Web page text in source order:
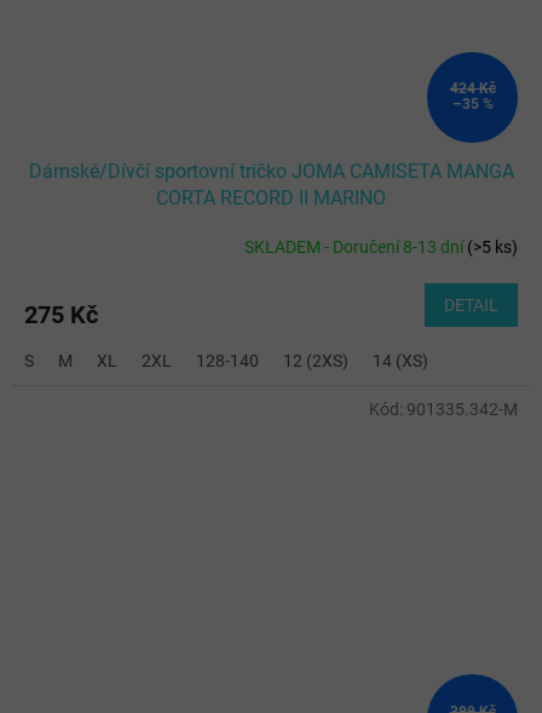
424 Kč
–35 %
Dámské/Dívčí sportovní tričko JOMA CAMISETA MANGA
CORTA RECORD II MARINO
SKLADEM - Doručení 8-13 dní(>5 ks)
275 Kč DETAIL
S M XL 2XL 128-140 12 (2XS) 14 (XS)
Kód: 901335.342-M